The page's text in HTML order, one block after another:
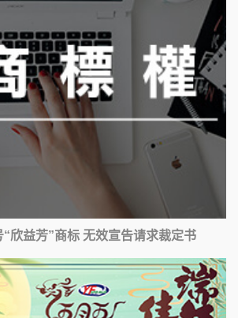
欣益芳”商标 无效宣告请求裁定书